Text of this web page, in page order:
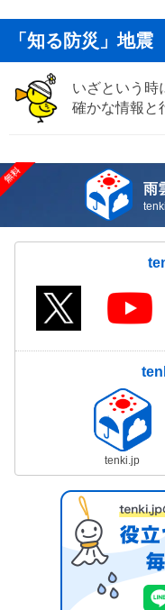
「知る防災」地震
いざという時
確かな情報と
雨
tenki.jp